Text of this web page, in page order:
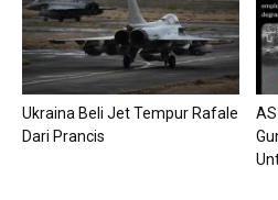
Ukraina Beli Jet Tempur Rafale
Dari Prancis